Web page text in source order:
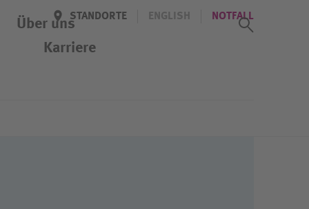
STANDORTE ENGLISH NOTFALL
Über uns
Karriere